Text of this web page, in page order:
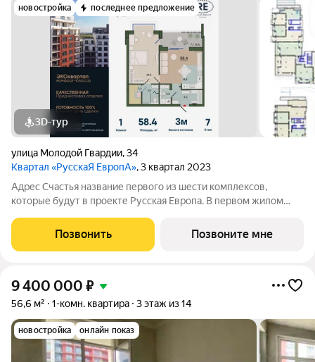
новостройка последнее предложение
3D-тур
улица Молодой Гвардии,34
Квартал «РусскаЯ ЕвропА», 3 квартал 2023
Адрес Счастья название первого из шести комплексов,
которые будут в проекте Русская Европа. В первом жилом
России и соседствующих европейских.
Позвонить Позвоните мне
9 400 000 ₽
56,6 м² 1-комн. квартира 3 этаж из 14
новостройка онлайн показ